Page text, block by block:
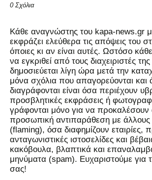
0 Σχόλια
Kάθε αναγνώστης του kapa-news.gr
εκφράζει ελεύθερα τις απόψεις του
όποιες κι αν είναι αυτές. Ωστόσο
να εγκριθεί από τους διαχειριστές
δημοσιεύεται λίγη ώρα μετά την
μόνα σχόλια που απαγορεύονται και
διαγράφονται είναι όσα περιέχουν
προσβλητικές εκφράσεις ή
γράφονται μόνο για να
προσωπική αντιπαράθεση με άλλους
(flaming), όσα διαφημίζουν εταιρίες,
ανταγωνιστικές ιστοσελίδες και
κακόβουλα, βλαπτικά και
μηνύματα (spam). Ευχαριστούμε για
σας!